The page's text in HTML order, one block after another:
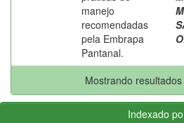
manejo
recomendadas
pela Embrapa
Pantanal.
Mostrando
Indexado